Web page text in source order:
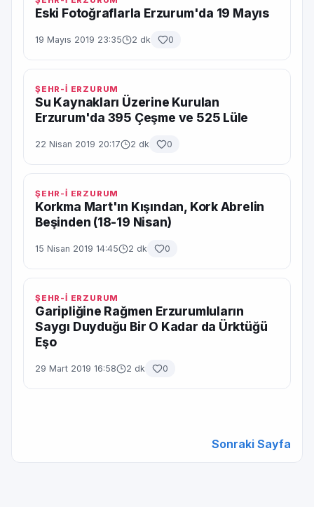
Eski Fotoğraflarla Erzurum'da 19 Mayıs
19 Mayıs 2019 23:35 2 dk 0
ŞEHR-İ ERZURUM
Su Kaynakları Üzerine Kurulan
Erzurum'da 395 Çeşme ve 525 Lüle
22 Nisan 2019 20:17 2 dk 0
ŞEHR-İ ERZURUM
Korkma Mart'ın Kışından, Kork Abrelin
Beşinden (18-19 Nisan)
15 Nisan 2019 14:45 2 dk 0
ŞEHR-İ ERZURUM
Garipliğine Rağmen Erzurumluların
Saygı Duyduğu Bir O Kadar da Ürktüğü
Eşo
29 Mart 2019 16:58 2 dk 0
Sonraki Sayfa